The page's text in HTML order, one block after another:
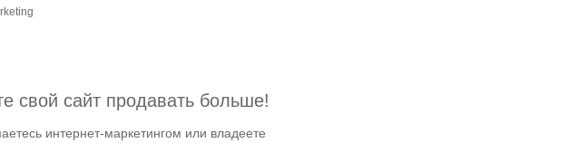
свой сайт продавать больше!
интернет-маркетингом или владеете